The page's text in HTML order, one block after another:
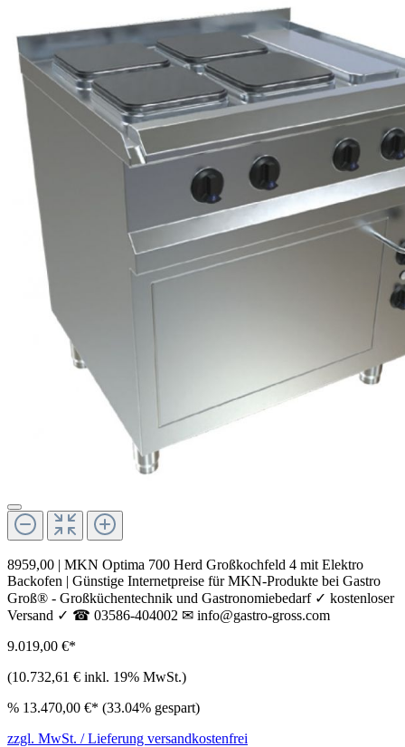
8959,00 | MKN Optima 700 Herd Großkochfeld 4 mit Elektro
Backofen | Günstige Internetpreise für MKN-Produkte bei Gastro
Groß® - Großküchentechnik und Gastronomiebedarf ✓ kostenloser
Versand ✓ ☎ 03586-404002 ✉ info@gastro-gross.com
9.019,00 €*
(10.732,61 € inkl. 19% MwSt.)
% 13.470,00 €* (33.04% gespart)
zzgl. MwSt. / Lieferung versandkostenfrei